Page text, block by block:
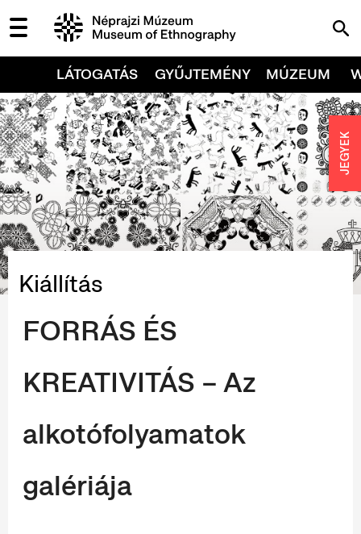
LÁTOGATÁS GYŰJTEMÉNY MÚZEUM
Kiállítás
FORRÁS ÉS
KREATIVITÁS – Az
alkotófolyamatok
galériája
JEGYEK